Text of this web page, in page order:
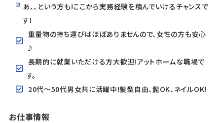
あ、、という方も!ここから実務経験を積んでいけるチャンスで
す!
重量物の持ち運びはほぼありませんので、女性の方も安心
♪
長期的に就業いただける方大歓迎!アットホームな職場で
す。
20代～50代男女共に活躍中!髪型自由、髭OK、ネイルOK!
お仕事情報